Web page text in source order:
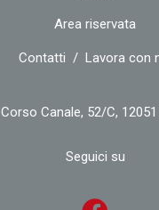
Area riservata
Contatti / Lavora con
Corso Canale, 52/C,
Seguici su